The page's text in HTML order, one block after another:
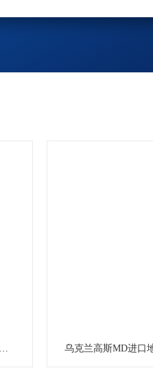
土耳其阿德纳兰“未来者”脉冲地下金属探测器，3D脉冲成像探测仪户外实测灵敏度开准稳